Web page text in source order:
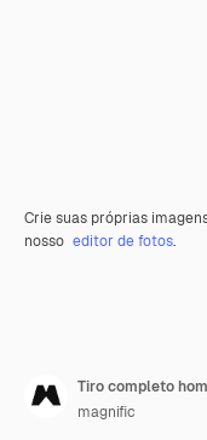
Crie suas próprias
nosso editor de fotos.
Tiro completo
magnific